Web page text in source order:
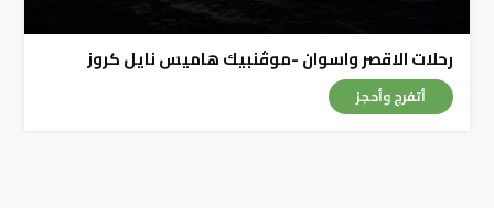
رحلات الاقصر واسوان -موڤنبيك هاميس نايل كروز
أتفرج وأحجز